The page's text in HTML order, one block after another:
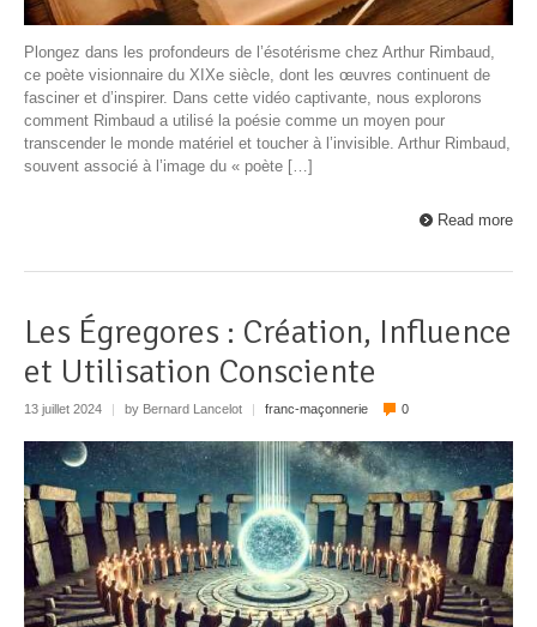
Plongez dans les profondeurs de l’ésotérisme chez Arthur Rimbaud,
ce poète visionnaire du XIXe siècle, dont les œuvres continuent de
fasciner et d’inspirer. Dans cette vidéo captivante, nous explorons
comment Rimbaud a utilisé la poésie comme un moyen pour
transcender le monde matériel et toucher à l’invisible. Arthur Rimbaud,
souvent associé à l’image du « poète […]
Read more
Les Égregores : Création, Influence
et Utilisation Consciente
13 juillet 2024 by Bernard Lancelot franc-maçonnerie 0